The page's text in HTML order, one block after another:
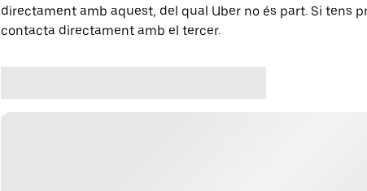
directament amb aquest, del qual Uber no és part. Si tens
contacta directament amb el tercer.